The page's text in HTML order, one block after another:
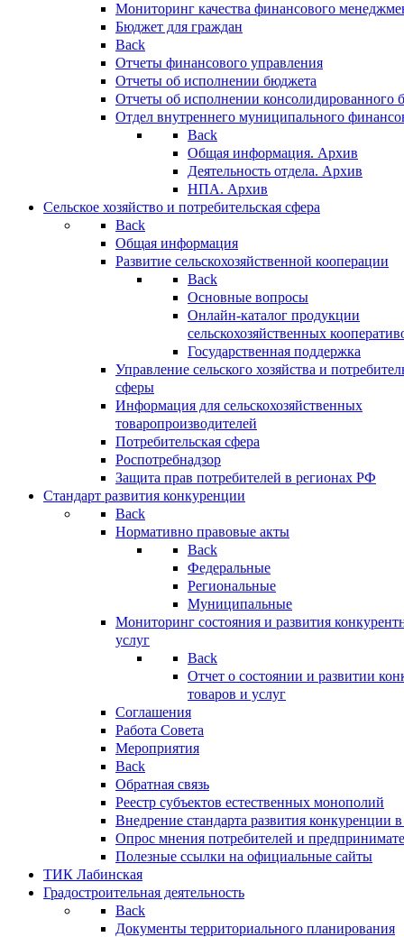
Мониторинг качества финансового
Бюджет для граждан
Back
Отчеты финансового управления
Отчеты об исполнении бюджета
Отчеты об исполнении консолидированного
Отдел внутреннего муниципального
Back
Общая информация. Архив
Деятельность отдела. Архив
НПА. Архив
Сельское хозяйство и потребительская сфера
Back
Общая информация
Развитие сельскохозяйственной кооперации
Back
Основные вопросы
Онлайн-каталог продукции
сельскохозяйственных
Государственная поддержка
Управление сельского хозяйства и
сферы
Информация для сельскохозяйственных
товаропроизводителей
Потребительская сфера
Роспотребнадзор
Защита прав потребителей в регионах РФ
Стандарт развития конкуренции
Back
Нормативно правовые акты
Back
Федеральные
Региональные
Муниципальные
Мониторинг состояния и развития
услуг
Back
Отчет о состоянии и развитии
товаров и услуг
Соглашения
Работа Совета
Мероприятия
Back
Обратная связь
Реестр субъектов естественных монополий
Внедрение стандарта развития конкуренции
Опрос мнения потребителей и
Полезные ссылки на официальные сайты
ТИК Лабинская
Градостроительная деятельность
Back
Документы территориального планирования